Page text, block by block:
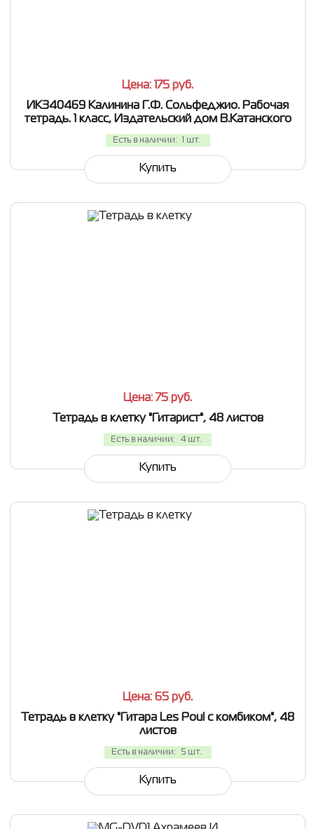
Цена: 175 руб.
ИК340469 Калинина Г.Ф. Сольфеджио. Рабочая
тетрадь. 1 класс, Издательский дом В.Катанского
Есть в наличии: 1 шт.
Купить
Цена: 75 руб.
Тетрадь в клетку "Гитарист", 48 листов
Есть в наличии: 4 шт.
Купить
Цена: 65 руб.
Тетрадь в клетку "Гитара Les Poul с комбиком", 48
листов
Есть в наличии: 5 шт.
Купить